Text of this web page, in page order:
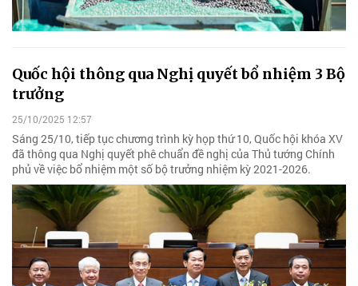
Quốc hội thông qua Nghị quyết bổ nhiệm 3 Bộ
trưởng
25/10/2025 12:57
Sáng 25/10, tiếp tục chương trình kỳ họp thứ 10, Quốc hội khóa XV
đã thông qua Nghị quyết phê chuẩn đề nghị của Thủ tướng Chính
phủ về việc bổ nhiệm một số bộ trưởng nhiệm kỳ 2021-2026.